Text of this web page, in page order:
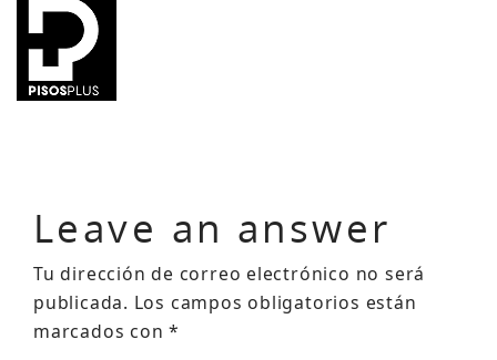
Leave an answer
Tu dirección de correo electrónico no será
publicada. Los campos obligatorios están
marcados con*